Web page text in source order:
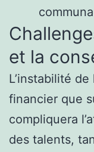
et la
L’instabilité
financier que
compliquera
des talents,